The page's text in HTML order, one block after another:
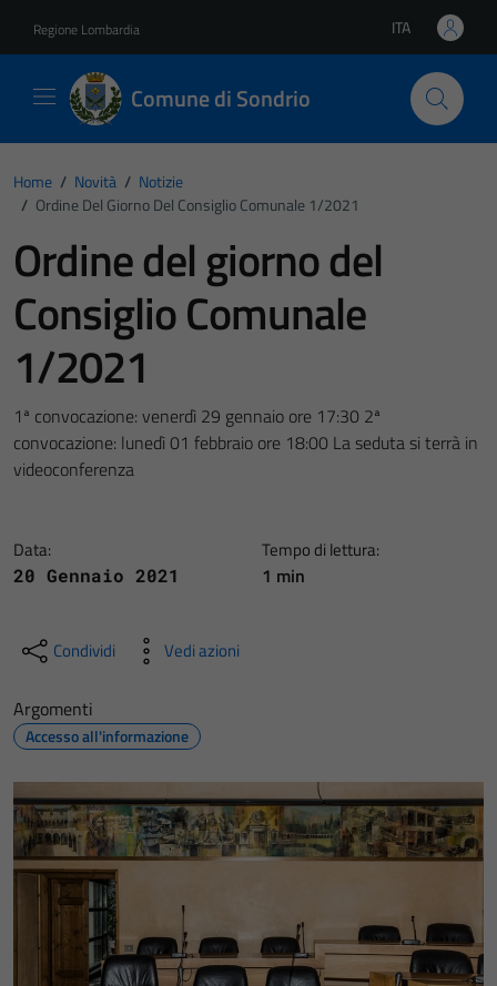
Regione Lombardia Lingua attiva:
ITA
Comune di Sondrio
Home / Novità / Notizie
/ Ordine Del Giorno Del Consiglio Comunale 1/2021
Ordine del giorno del
Consiglio Comunale
1/2021
1ª convocazione: venerdì 29 gennaio ore 17:30 2ª
convocazione: lunedì 01 febbraio ore 18:00 La seduta si terrà in
videoconferenza
Data:
20 Gennaio 2021
Tempo di lettura:
1 min
Condividi Vedi azioni
Argomenti
Accesso all'informazione